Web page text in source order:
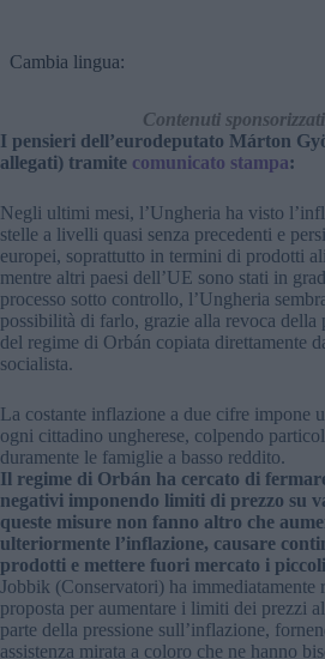
Cambia lingua:
Contenuti sponsorizzati
I pensieri dell’eurodeputato Márton
allegati) tramite comunicato stampa:
Negli ultimi mesi, l’Ungheria ha visto
stelle a livelli quasi senza precedenti e
europei, soprattutto in termini di prodotti
mentre altri paesi dell’UE sono stati in
processo sotto controllo, l’Ungheria
possibilità di farlo, grazie alla revoca della
del regime di Orbán copiata direttamente
socialista.
La costante inflazione a due cifre impone
ogni cittadino ungherese, colpendo
duramente le famiglie a basso reddito.
Il regime di Orbán ha cercato di
negativi imponendo limiti di prezzo su
queste misure non fanno altro che
ulteriormente l’inflazione, causare
prodotti e mettere fuori mercato i
Jobbik (Conservatori) ha immediatamente
proposta per aumentare i limiti dei prezzi
parte della pressione sull’inflazione,
assistenza mirata a coloro che ne hanno